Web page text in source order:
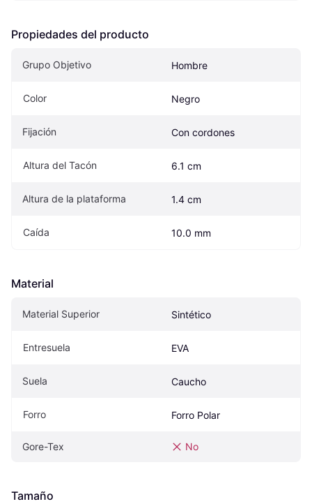
Propiedades del producto
Grupo Objetivo Hombre
Color Negro
Fijación Con cordones
Altura del Tacón 6.1 cm
Altura de la plataforma 1.4 cm
Caída 10.0 mm
Material
Material Superior Sintético
Entresuela EVA
Suela Caucho
Forro Forro Polar
Gore-Tex No
Tamaño